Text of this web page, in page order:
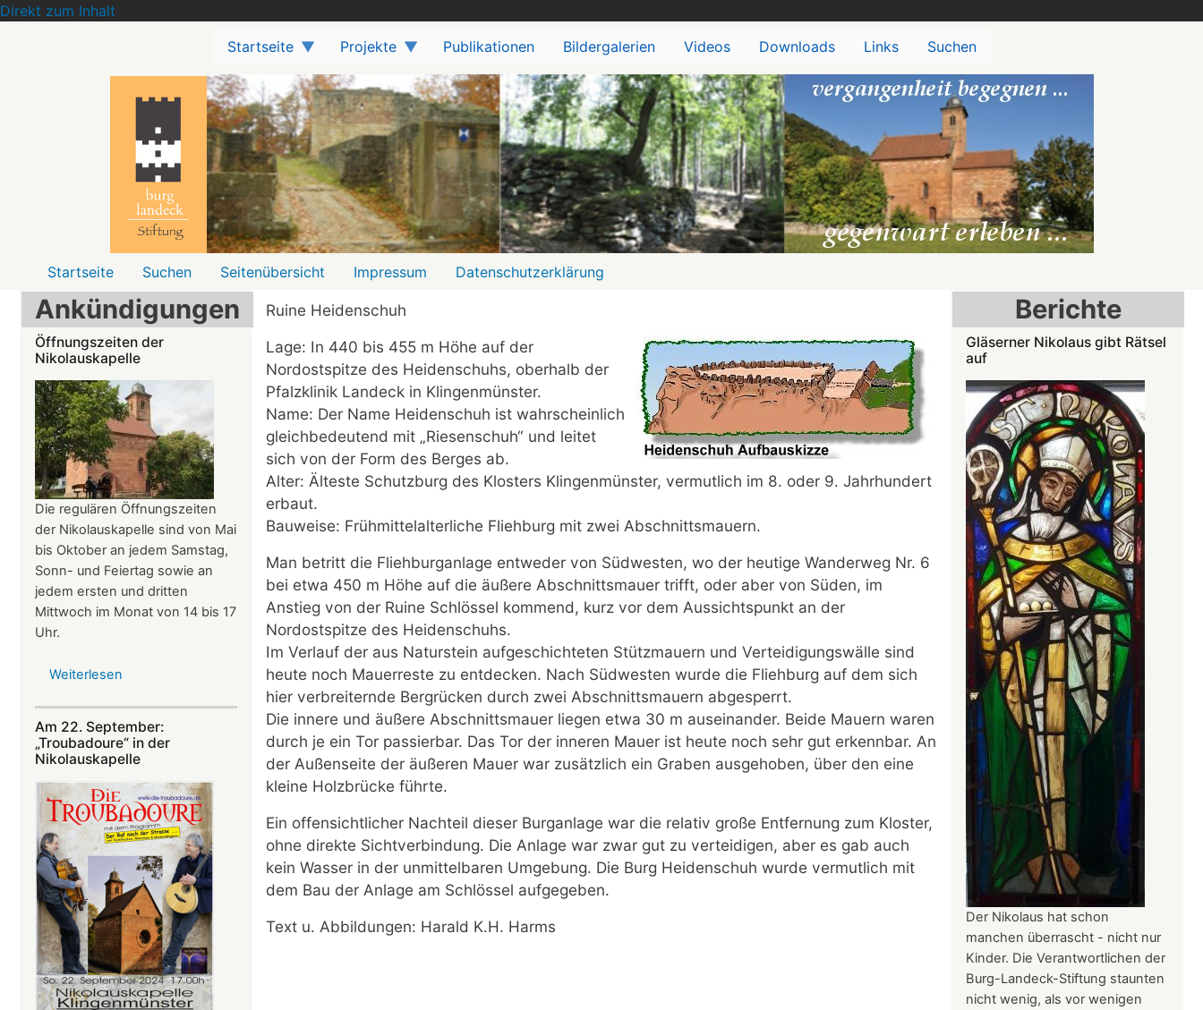
Direkt zum Inhalt
Startseite
Projekte Publikationen Bildergalerien Videos Downloads Links Suchen
Menü2
Startseite Suchen Seitenübersicht Impressum Datenschutzerklärung
Ruine Heidenschuh
Lage: In 440 bis 455 m Höhe auf der
Nordostspitze des Heidenschuhs, oberhalb der
Pfalzklinik Landeck in Klingenmünster.
Name: Der Name Heidenschuh ist wahrscheinlich
gleichbedeutend mit „Riesenschuh“ und leitet
sich von der Form des Berges ab.
Alter: Älteste Schutzburg des Klosters Klingenmünster, vermutlich im 8. oder 9. Jahrhundert
erbaut.
Bauweise: Frühmittelalterliche Fliehburg mit zwei Abschnittsmauern.
Man betritt die Fliehburganlage entweder von Südwesten, wo der heutige Wanderweg Nr. 6
bei etwa 450 m Höhe auf die äußere Abschnittsmauer trifft, oder aber von Süden, im
Anstieg von der Ruine Schlössel kommend, kurz vor dem Aussichtspunkt an der
Nordostspitze des Heidenschuhs.
Im Verlauf der aus Naturstein aufgeschichteten Stützmauern und Verteidigungswälle sind
heute noch Mauerreste zu entdecken. Nach Südwesten wurde die Fliehburg auf dem sich
hier verbreiternde Bergrücken durch zwei Abschnittsmauern abgesperrt.
Die innere und äußere Abschnittsmauer liegen etwa 30 m auseinander. Beide Mauern waren
durch je ein Tor passierbar. Das Tor der inneren Mauer ist heute noch sehr gut erkennbar. An
der Außenseite der äußeren Mauer war zusätzlich ein Graben ausgehoben, über den eine
kleine Holzbrücke führte.
Ein offensichtlicher Nachteil dieser Burganlage war die relativ große Entfernung zum Kloster,
ohne direkte Sichtverbindung. Die Anlage war zwar gut zu verteidigen, aber es gab auch
kein Wasser in der unmittelbaren Umgebung. Die Burg Heidenschuh wurde vermutlich mit
dem Bau der Anlage am Schlössel aufgegeben.
Text u. Abbildungen: Harald K.H. Harms
Ankündigungen
Öffnungszeiten der
Nikolauskapelle
Die regulären Öffnungszeiten
der Nikolauskapelle sind von Mai
bis Oktober an jedem Samstag,
Sonn- und Feiertag sowie an
jedem ersten und dritten
Mittwoch im Monat von 14 bis 17
Uhr.
Weiterlesen
Nikolauskapelle
Am 22. September:
„Troubadoure“ in der
Nikolauskapelle
Berichte
Gläserner Nikolaus gibt Rätsel
auf
Der Nikolaus hat schon
manchen überrascht - nicht nur
Kinder. Die Verantwortlichen der
Burg-Landeck-Stiftung staunten
nicht wenig, als vor wenigen